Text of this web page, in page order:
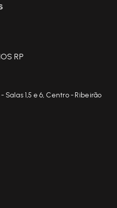
RP
1,5 e 6, Centro - Ribeirão